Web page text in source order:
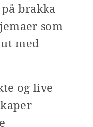
på brakka
som
med
og live